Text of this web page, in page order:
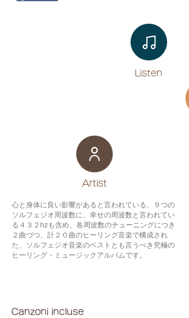
Listen​
​Artist
心と身体に良い影響があると言われている、９つの
ソルフェジオ周波数に、幸せの周波数と言われてい
る４３２hzも含め、各周波数のチューニングにつき
２曲づつ、計２０曲のヒーリング音楽で構成され
た、ソルフェジオ音楽のベストとも言うべき究極の
ヒーリング・ミュージックアルバムです。
Canzoni incluse